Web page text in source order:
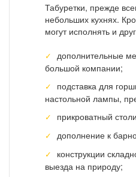
Табуретки, прежде
небольших кухнях.
могут исполнять и
дополнительные
большой компании;
подставка для
настольной лампы,
прикроватный
дополнение к
конструкции
выезда на природу;